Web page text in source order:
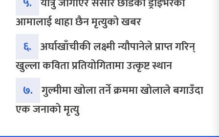
आमालाई थाहा छैन मृत्युको खबर
६. अर्घाखाँचीकी लक्ष्मी न्यौपानेले प्राप्त गरिन्
खुल्ला कविता प्रतियोगितामा उत्कृष्ट स्थान
७. गुल्मीमा खोला तर्ने क्रममा खोलाले बगाउँदा
एक जनाको मृत्यु